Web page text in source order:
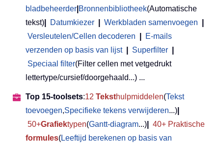
bladbeheerder Bronnenbibliotheek(Automatische
tekst)
Datumkiezer Werkbladen samenvoegen
Versleutelen/Cellen decoderen
E-mails
verzenden op basis van lijst
Superfilter
Speciaal filter(Filter cellen met vetgedrukt
lettertype/cursief/doorgehaald...) ...
Top 15-toolsets:12 Teksthulpmiddelen(Tekst
toevoegen,Specifieke tekens verwijderen...)
50+Grafiektypen(Gantt-diagram...)
40+ Praktische
formules(Leeftijd berekenen op basis van